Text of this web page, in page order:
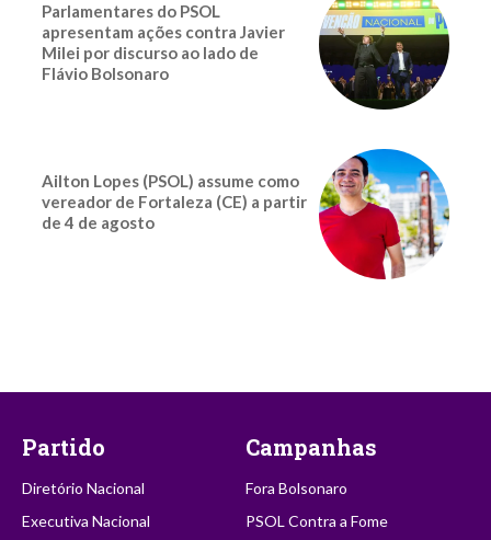
Parlamentares do PSOL
apresentam ações contra Javier
Milei por discurso ao lado de
Flávio Bolsonaro
Ailton Lopes (PSOL) assume como
vereador de Fortaleza (CE) a partir
de 4 de agosto
Partido
Diretório Nacional
Executiva Nacional
Campanhas
Fora Bolsonaro
PSOL Contra a Fome